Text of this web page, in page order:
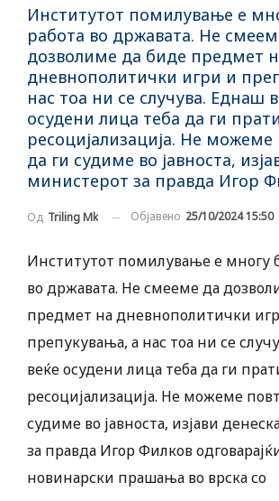
Институтот помилување е
работа во државата. Не
дозволиме да биде предмет
дневнополитички игри и
нас тоа ни се случува. Еднаш
осудени лица теба да ги
ресоцијализација. Не
да ги судиме во јавноста,
министерот за правда Игор
Од Triling Mk Објавено 25/10/2024 15:50
Институтот помилување е многу
во државата. Не смееме да
предмет на дневнополитички
препукувања, а нас тоа ни се
веќе осудени лица теба да ги
ресоцијализација. Не можеме
судиме во јавноста, изјави
за правда Игор Филков
новинарски прашања во врска со